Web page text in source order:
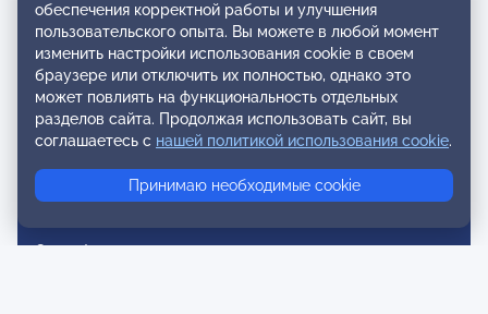
Реестры
Реестр наблюдательных членов
Реестр консультативных членов
Реестр действительных членов
Реестр аккредитованных супервизоров
Реестр СРО
Сертификация
обеспечения корректной работы и улучшения
пользовательского опыта. Вы можете в любой момент
изменить настройки использования cookie в своем
браузере или отключить их полностью, однако это
может повлиять на функциональность отдельных
разделов сайта. Продолжая использовать сайт, вы
соглашаетесь с нашей политикой использования cookie.
Принимаю необходимые cookie